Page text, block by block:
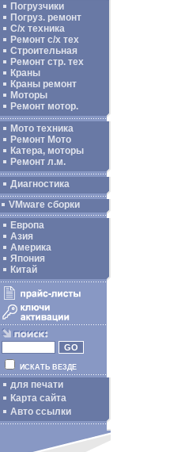
Погрузчики
Погруз. ремонт
С/х техника
Ремонт с/х тех
Строительная
Ремонт стр. тех
Краны
Краны ремонт
Моторы
Ремонт мотор.
Мото техника
Ремонт Мото
Катера, моторы
Ремонт л.м.
Диагностика
VMware сборки
Европа
Азия
Америка
Япония
Китай
ИСКАТЬ ВЕЗДЕ
для печати
Карта сайта
Авто ссылки